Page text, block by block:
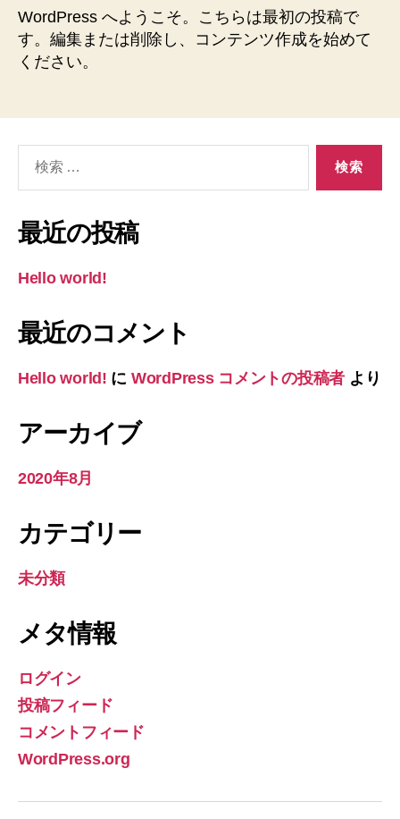
の
WordPress へようこそ。こちらは最初の投稿で
す。編集または削除し、コンテンツ作成を始めて
ください。
象:
最近の投稿
Hello world!
最近のコメント
Hello world! に WordPress コメントの投稿者 より
アーカイブ
2020年8月
カテゴリー
未分類
メタ情報
ログイン
投稿フィード
コメントフィード
WordPress.org